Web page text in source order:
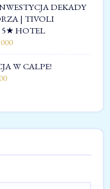
DEKADY
| TIVOLI
5★ HOTEL
W CALPE!